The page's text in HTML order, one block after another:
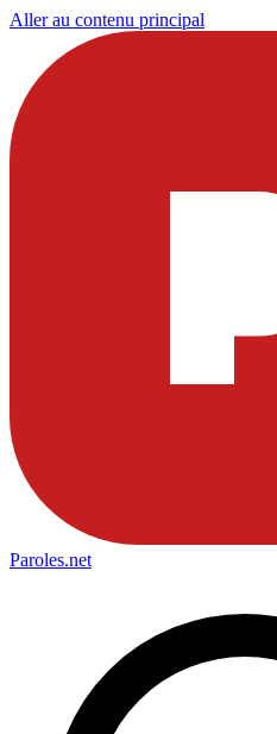
Aller au contenu principal
Paroles.net